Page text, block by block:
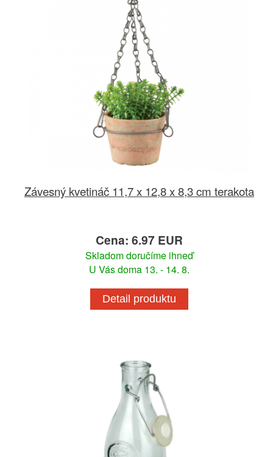
Závesný kvetináč 11,7 x 12,8 x 8,3 cm terakota
Cena: 6.97 EUR
Skladom doručíme ihneď
U Vás doma 13. - 14. 8.
Detail produktu